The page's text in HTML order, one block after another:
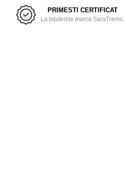
PRIMESTI CERTIFICAT
La bijuteriile marca SaraTremo.